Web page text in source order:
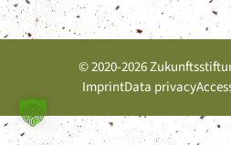
© 2020-2026
ImprintData privacy